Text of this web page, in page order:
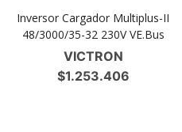
Inversor Cargador Multiplus-II
48/3000/35-32 230V VE.Bus
VICTRON
$1.253.406